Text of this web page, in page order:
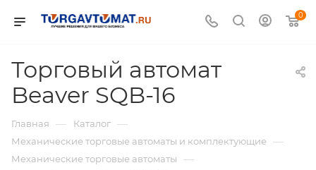
0
Торговый автомат
Beaver SQB-16
Главная — Каталог —
Механические торговые автоматы и комплектующие —
Механические торговые автоматы —